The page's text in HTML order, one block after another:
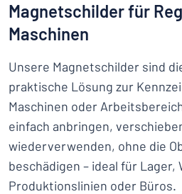
Magnetschilder für
Maschinen
Unsere Magnetschilder sind
praktische Lösung zur
Maschinen oder
einfach anbringen,
wiederverwenden, ohne die
beschädigen – ideal für
Produktionslinien oder Büros.